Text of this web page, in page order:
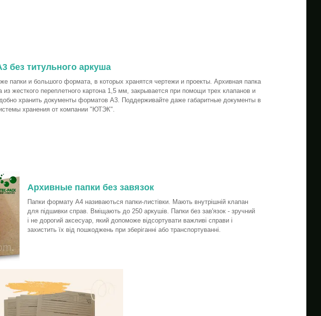
без титульного аркуша
папки и большого формата, в которых хранятся чертежи и проекты. Архивная папка
жесткого переплетного картона 1,5 мм, закрывается при помощи трех клапанов и
хранить документы форматов А3. Поддерживайте даже габаритные документы в
хранения от компании "ЮТЭК".
Архивные папки без завязок
Папки формату А4 називаються папки-листівки. Мають внутрішній клапан
для підшивки справ. Вміщають до 250 аркушів. Папки без зав'язок - зручний
і не дорогий аксесуар, який допоможе відсортувати важливі справи і
захистить їх від пошкоджень при зберіганні або транспортуванні.